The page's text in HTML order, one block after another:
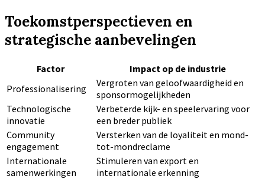
Toekomstperspectieven en
strategische aanbevelingen
Factor
Impact op de industrie
Professionalisering
Vergroten van geloofwaardigheid en
sponsormogelijkheden
Technologische
innovatie
Verbeterde kijk- en speelervaring voor
een breder publiek
Community
engagement
Versterken van de loyaliteit en mond-
tot-mondreclame
Internationale
samenwerkingen
Stimuleren van export en
internationale erkenning